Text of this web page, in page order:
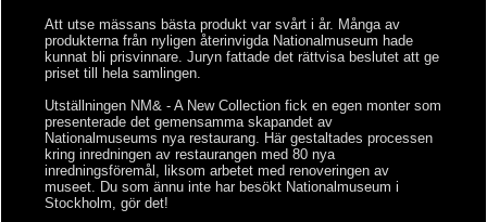
Att utse mässans bästa produkt var svårt i år. Många av
produkterna från nyligen återinvigda Nationalmuseum hade
kunnat bli prisvinnare. Juryn fattade det rättvisa beslutet att ge
priset till hela samlingen.
Utställningen NM& - A New Collection fick en egen monter som
presenterade det gemensamma skapandet av
Nationalmuseums nya restaurang. Här gestaltades processen
kring inredningen av restaurangen med 80 nya
inredningsföremål, liksom arbetet med renoveringen av
museet. Du som ännu inte har besökt Nationalmuseum i
Stockholm, gör det!